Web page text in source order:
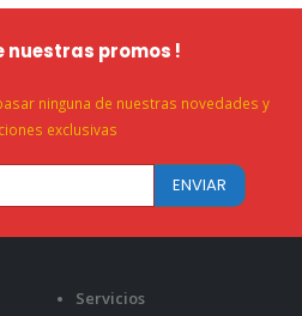
nuestras promos !
ninguna de nuestras novedades y
exclusivas
Servicios